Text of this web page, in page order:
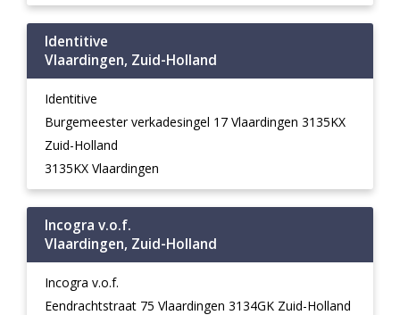
Identitive
Vlaardingen, Zuid-Holland
Identitive
Burgemeester verkadesingel 17 Vlaardingen 3135KX
Zuid-Holland
3135KX Vlaardingen
Incogra v.o.f.
Vlaardingen, Zuid-Holland
Incogra v.o.f.
Eendrachtstraat 75 Vlaardingen 3134GK Zuid-Holland